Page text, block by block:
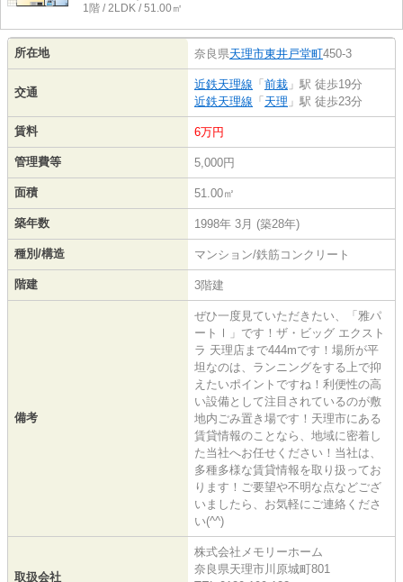
1階 / 2LDK / 51.00㎡
所在地 奈良県天理市東井戸堂町450-3
交通
近鉄天理線 「 前栽 」駅 徒歩19分
近鉄天理線 「 天理 」駅 徒歩23分
賃料 6万円
管理費等 5,000円
面積 51.00㎡
築年数 1998年 3月 (築28年)
種別/構造 マンション/鉄筋コンクリート
階建 3階建
備考
ぜひ一度見ていただきたい、「雅パ
ートⅠ」です！ザ・ビッグ エクスト
ラ 天理店まで444mです！場所が平
坦なのは、ランニングをする上で抑
えたいポイントですね！利便性の高
い設備として注目されているのが敷
地内ごみ置き場です！天理市にある
賃貸情報のことなら、地域に密着し
た当社へお任せください！当社は、
多種多様な賃貸情報を取り扱ってお
ります！ご要望や不明な点などござ
いましたら、お気軽にご連絡くださ
い(^^)
取扱会社
株式会社メモリーホーム
奈良県天理市川原城町801